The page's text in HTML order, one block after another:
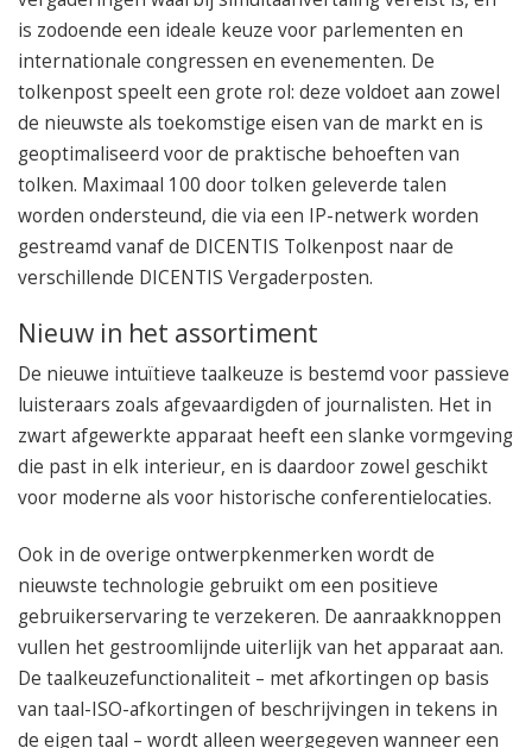
is zodoende een ideale keuze voor parlementen en
internationale congressen en evenementen. De
tolkenpost speelt een grote rol: deze voldoet aan zowel
de nieuwste als toekomstige eisen van de markt en is
geoptimaliseerd voor de praktische behoeften van
tolken. Maximaal 100 door tolken geleverde talen
worden ondersteund, die via een IP-netwerk worden
gestreamd vanaf de DICENTIS Tolkenpost naar de
verschillende DICENTIS Vergaderposten.
Nieuw in het assortiment
De nieuwe intuïtieve taalkeuze is bestemd voor passieve
luisteraars zoals afgevaardigden of journalisten. Het in
zwart afgewerkte apparaat heeft een slanke vormgeving
die past in elk interieur, en is daardoor zowel geschikt
voor moderne als voor historische conferentielocaties.
Ook in de overige ontwerpkenmerken wordt de
nieuwste technologie gebruikt om een positieve
gebruikerservaring te verzekeren. De aanraakknoppen
vullen het gestroomlijnde uiterlijk van het apparaat aan.
De taalkeuzefunctionaliteit – met afkortingen op basis
van taal-ISO-afkortingen of beschrijvingen in tekens in
de eigen taal – wordt alleen weergegeven wanneer een